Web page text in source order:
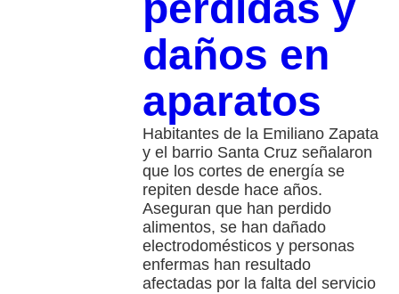
daños en
aparatos
Habitantes de la Emiliano Zapata
y el barrio Santa Cruz señalaron
que los cortes de energía se
repiten desde hace años.
Aseguran que han perdido
alimentos, se han dañado
electrodomésticos y personas
enfermas han resultado
afectadas por la falta del servicio